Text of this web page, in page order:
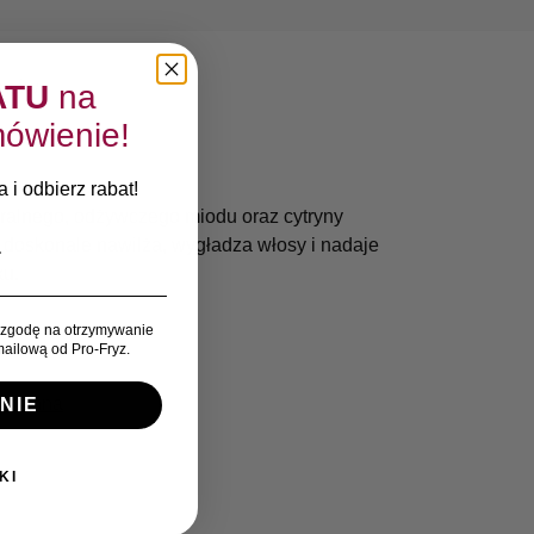
odżywczego miodu oraz cytryny
nawilża, wygładza włosy i nadaje
Joanna
na
i odbierz rabat!
na otrzymywanie
od Pro-Fryz.